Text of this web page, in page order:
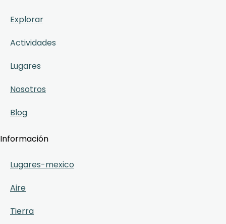
Explorar
Actividades
Lugares
Nosotros
Blog
Información
Lugares-mexico
Aire
Tierra